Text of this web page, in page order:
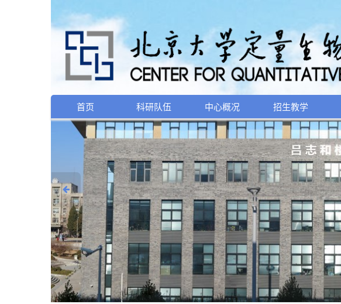
首页 科研队伍 中心概况 招生教学